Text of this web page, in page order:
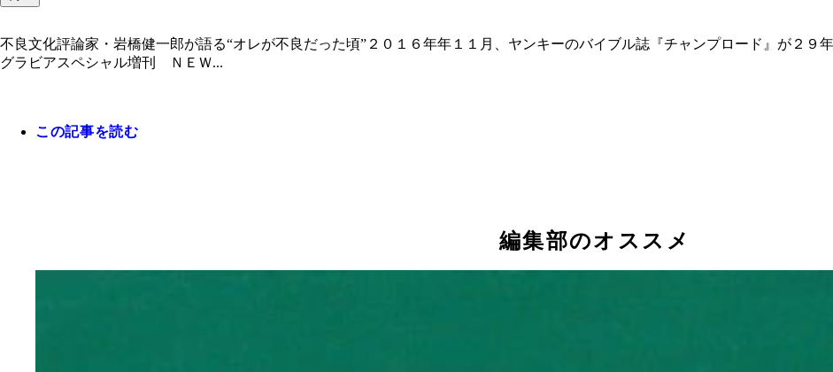
不良文化評論家・岩橋健一郎が語る“オレが不良だった頃”２０１６年年１１月、ヤンキーのバイブル誌『チャンプロード』が２
グラビアスペシャル増刊 ＮＥＷ...
この記事を読む
編集部のオススメ